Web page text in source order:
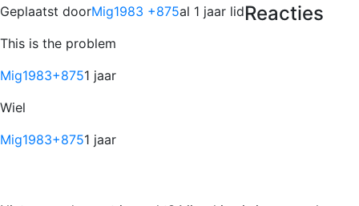
Geplaatst doorMig1983 +875al 1 jaar lidReacties
This is the problem
Mig1983+8751 jaar
Wiel
Mig1983+8751 jaar